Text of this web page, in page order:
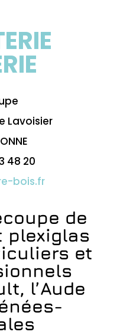
Lavoisier
48 20
bois.fr
de
plexiglas
et
l’Aude